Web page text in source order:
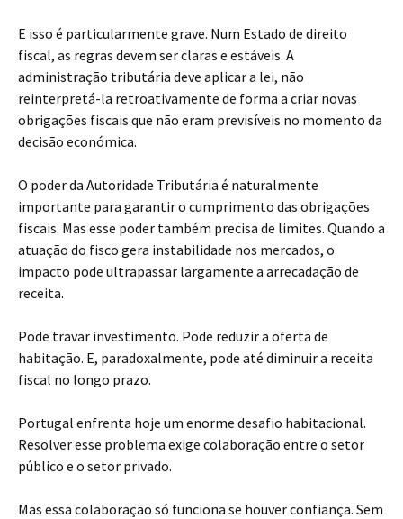
E isso é particularmente grave. Num Estado de direito
fiscal, as regras devem ser claras e estáveis. A
administração tributária deve aplicar a lei, não
reinterpretá-la retroativamente de forma a criar novas
obrigações fiscais que não eram previsíveis no momento da
decisão económica.
O poder da Autoridade Tributária é naturalmente
importante para garantir o cumprimento das obrigações
fiscais. Mas esse poder também precisa de limites. Quando a
atuação do fisco gera instabilidade nos mercados, o
impacto pode ultrapassar largamente a arrecadação de
receita.
Pode travar investimento. Pode reduzir a oferta de
habitação. E, paradoxalmente, pode até diminuir a receita
fiscal no longo prazo.
Portugal enfrenta hoje um enorme desafio habitacional.
Resolver esse problema exige colaboração entre o setor
público e o setor privado.
Mas essa colaboração só funciona se houver confiança. Sem